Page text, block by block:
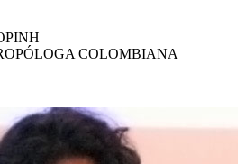
COLOMBIANA